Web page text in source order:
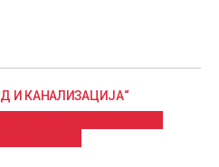
И КАНАЛИЗАЦИЈА“